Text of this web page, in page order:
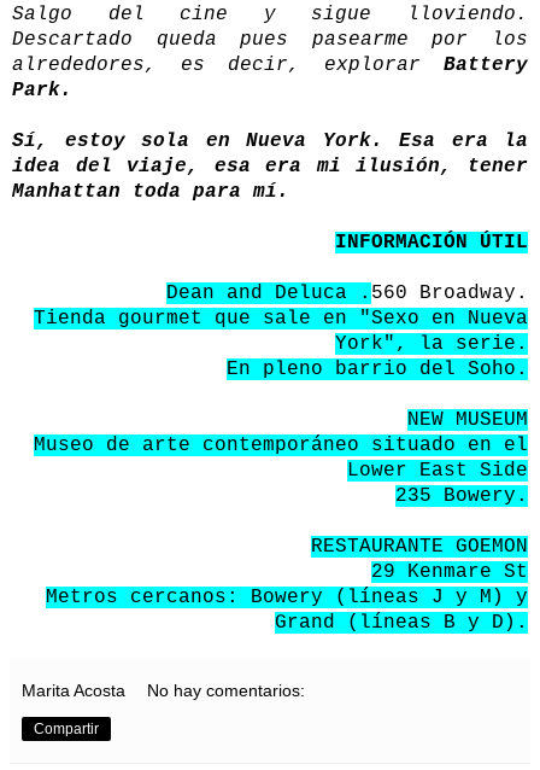
Salgo del cine y sigue lloviendo.
Descartado queda pues pasearme por los
alrededores, es decir, explorar Battery
Park.
Sí, estoy sola en Nueva York. Esa era la
idea del viaje, esa era mi ilusión, tener
Manhattan toda para mí.
INFORMACIÓN ÚTIL
Dean and Deluca . 560 Broadway.
Tienda gourmet que sale en "Sexo en Nueva
York", la serie.
En pleno barrio del Soho.
NEW MUSEUM
Museo de arte contemporáneo situado en el
Lower East Side
235 Bowery.
RESTAURANTE GOEMON
29 Kenmare St
Metros cercanos: Bowery (líneas J y M) y
Grand (líneas B y D).
Marita Acosta No hay comentarios:
Compartir